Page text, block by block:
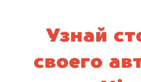
Узнай
своего